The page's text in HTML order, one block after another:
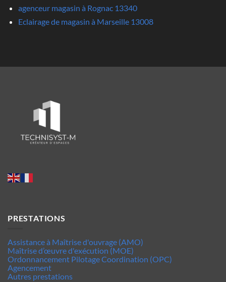
agenceur magasin à Rognac 13340
Eclairage de magasin à Marseille 13008
PRESTATIONS
Assistance à Maîtrise d'ouvrage (AMO)
Maîtrise d’œuvre d'exécution (MOE)
Ordonnancement Pilotage Coordination (OPC)
Agencement
Autres prestations